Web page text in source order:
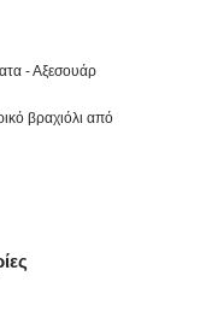
- Αξεσουάρ
βραχιόλι από